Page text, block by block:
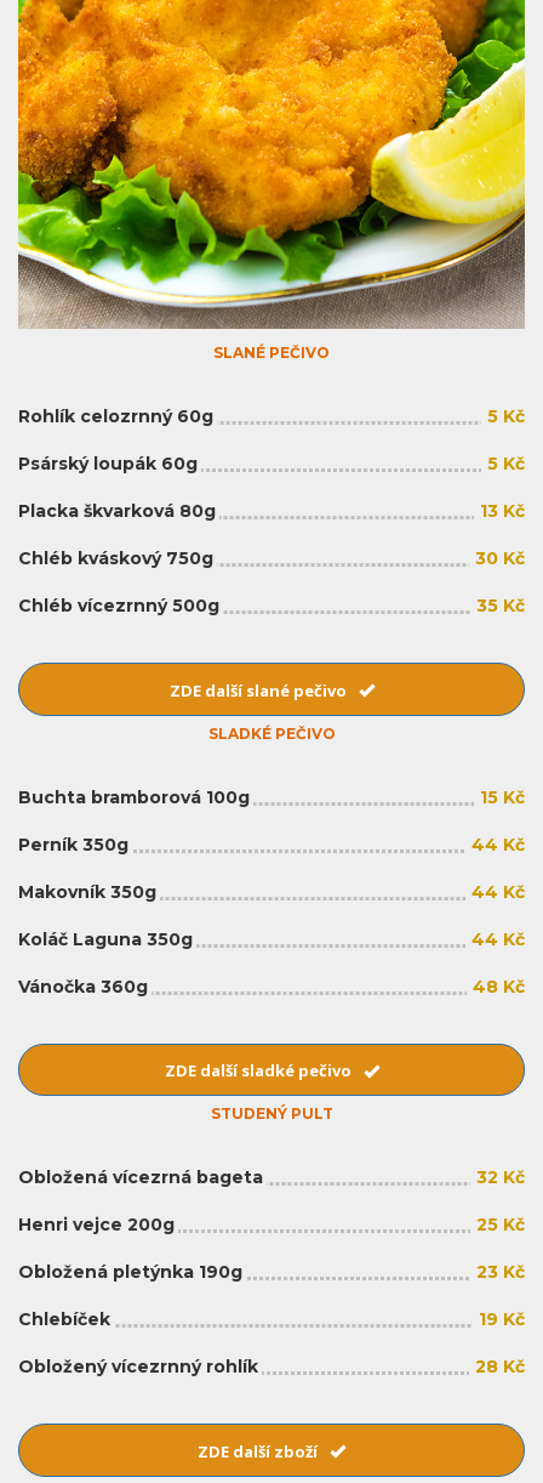
SLANÉ PEČIVO
Rohlík celozrnný 60g 5 Kč
Psárský loupák 60g 5 Kč
Placka škvarková 80g 13 Kč
Chléb kváskový 750g 30 Kč
Chléb vícezrnný 500g 35 Kč
ZDE další slané pečivo
SLADKÉ PEČIVO
Buchta bramborová 100g 15 Kč
Perník 350g 44 Kč
Makovník 350g 44 Kč
Koláč Laguna 350g 44 Kč
Vánočka 360g 48 Kč
ZDE další sladké pečivo
STUDENÝ PULT
Obložená vícezrná bageta 32 Kč
Henri vejce 200g 25 Kč
Obložená pletýnka 190g 23 Kč
Chlebíček 19 Kč
Obložený vícezrnný rohlík 28 Kč
ZDE další zboží